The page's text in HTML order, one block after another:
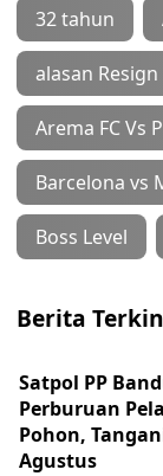
32 tahun
alasan Resign
Arema FC Vs
Barcelona vs
Boss Level
Berita
Satpol PP
Perburuan
Pohon,
Agustus